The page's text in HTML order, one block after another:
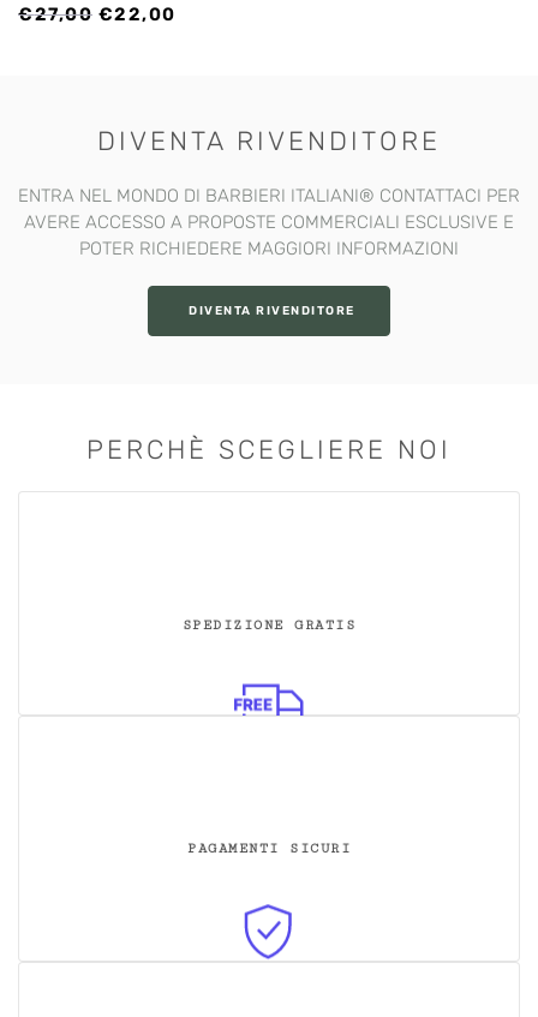
€27,00 IL
€22,00
DIVENTA RIVENDITORE
ENTRA NEL MONDO DI BARBIERI ITALIANI®️ CONTATTACI PER
AVERE ACCESSO A PROPOSTE COMMERCIALI ESCLUSIVE E
POTER RICHIEDERE MAGGIORI INFORMAZIONI
DIVENTA RIVENDITORE
PERCHÈ SCEGLIERE NOI
SPEDIZIONE GRATIS
PAGAMENTI SICURI